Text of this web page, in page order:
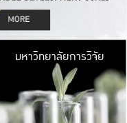
มหาวิ
มีพื้นที่เขียวสดใส
เป็นป่าในเมือง เกษต
มหาวิทยาลัยการวิจัย